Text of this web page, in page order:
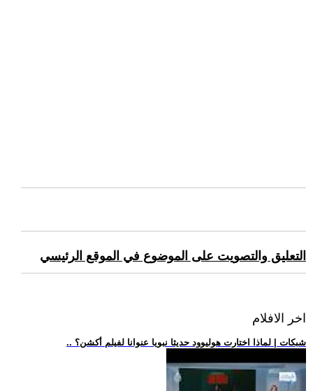
التعليق والتصويت على الموضوع في الموقع الرئيسي
اخر الافلام
.. شبكات | لماذا اختارت هوليوود حديثا نبويا عنوانا لفيلم أكشن؟